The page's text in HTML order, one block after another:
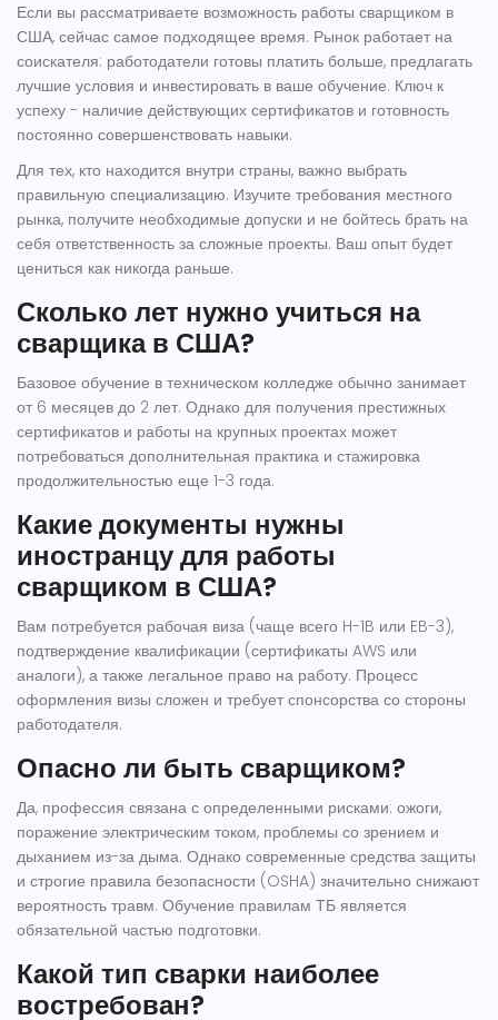
Если вы рассматриваете возможность работы сварщиком в
США, сейчас самое подходящее время. Рынок работает на
соискателя: работодатели готовы платить больше, предлагать
лучшие условия и инвестировать в ваше обучение. Ключ к
успеху - наличие действующих сертификатов и готовность
постоянно совершенствовать навыки.
Для тех, кто находится внутри страны, важно выбрать
правильную специализацию. Изучите требования местного
рынка, получите необходимые допуски и не бойтесь брать на
себя ответственность за сложные проекты. Ваш опыт будет
цениться как никогда раньше.
Сколько лет нужно учиться на
сварщика в США?
Базовое обучение в техническом колледже обычно занимает
от 6 месяцев до 2 лет. Однако для получения престижных
сертификатов и работы на крупных проектах может
потребоваться дополнительная практика и стажировка
продолжительностью еще 1-3 года.
Какие документы нужны
иностранцу для работы
сварщиком в США?
Вам потребуется рабочая виза (чаще всего H-1B или EB-3),
подтверждение квалификации (сертификаты AWS или
аналоги), а также легальное право на работу. Процесс
оформления визы сложен и требует спонсорства со стороны
работодателя.
Опасно ли быть сварщиком?
Да, профессия связана с определенными рисками: ожоги,
поражение электрическим током, проблемы со зрением и
дыханием из-за дыма. Однако современные средства защиты
и строгие правила безопасности (OSHA) значительно снижают
вероятность травм. Обучение правилам ТБ является
обязательной частью подготовки.
Какой тип сварки наиболее
востребован?